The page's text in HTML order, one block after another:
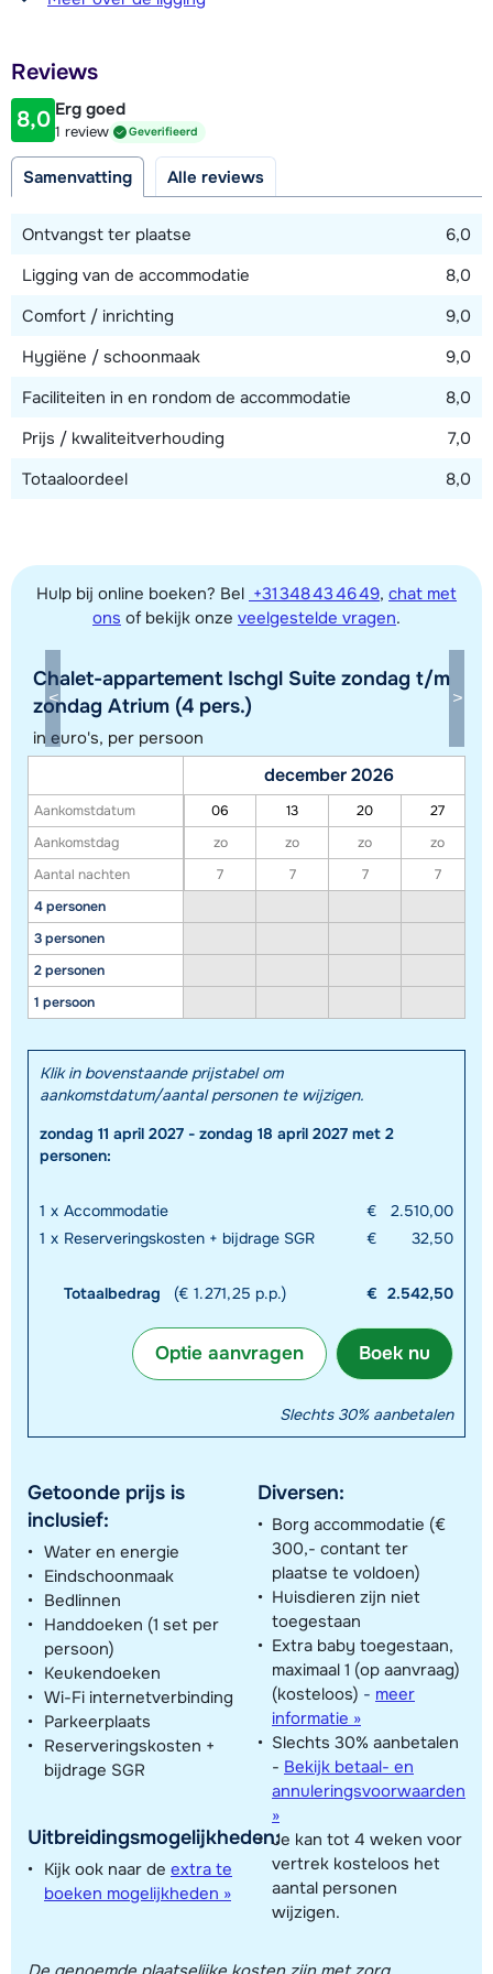
100 meter
250 meter
Afstand tot piste
200 meter
Toon alle accommodaties in dit gebied
Deze kaart geeft een indicatie van de ligging van onze accommodaties. De
exacte locatie kan enigszins afwijken.
Reviews
8,0 Erg goed
1 review Geverifieerd
Samenvatting Alle reviews
Ontvangst ter plaatse
6,0
Ligging van de accommodatie
8,0
Comfort / inrichting
9,0
Hygiëne / schoonmaak
9,0
Faciliteiten in en rondom de accommodatie
8,0
Prijs / kwaliteitverhouding
7,0
Totaaloordeel
8,0
Hulp bij online boeken? Bel +31 348 43 46 49, chat met
ons of bekijk onze veelgestelde vragen.
Chalet-appartement Ischgl Suite zondag t/m
zondag Atrium (4 pers.)
in euro's, per persoon
Aankomstdatum
Aankomstdag
Aantal nachten
4 personen
3 personen
2 personen
1 persoon
december 2026
06 13 20
27
zo
zo zo
zo
7
7 7 7
Klik in bovenstaande prijstabel om
aankomstdatum/aantal personen te wijzigen.
zondag 11 april 2027 - zondag 18 april 2027 met 2
personen:
1 x Accommodatie €
2.510,00
1 x Reserveringskosten + bijdrage SGR € 32,50
Totaalbedrag (€ 1.271,25 p.p.) € 2.542,50
Boek nu
Optie aanvragen
Slechts 30% aanbetalen
Getoonde prijs is
inclusief:
Water en energie
Eindschoonmaak
Bedlinnen
Handdoeken (1 set per
persoon)
Keukendoeken
Wi-Fi internetverbinding
Parkeerplaats
Reserveringskosten +
bijdrage SGR
Uitbreidingsmogelijkheden:
Kijk ook naar de extra te
boeken mogelijkheden »
Diversen:
Borg accommodatie (€
300,- contant ter
plaatse te voldoen)
Huisdieren zijn niet
toegestaan
Extra baby toegestaan,
maximaal 1 (op aanvraag)
(kosteloos) - meer
informatie »
Slechts 30% aanbetalen
- Bekijk betaal- en
annuleringsvoorwaarden
»
Je kan tot 4 weken voor
vertrek kosteloos het
aantal personen
wijzigen.